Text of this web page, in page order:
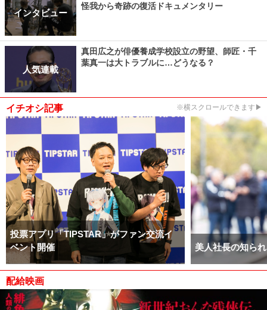
インタビュー
怪我から奇跡の復活ドキュメンタリー
人気連載
真田広之が俳優養成学校設立の野望、師匠・千
葉真一は大トラブルに…どうなる？
イチオシ記事 ※横スクロールできます▶
投票アプリ「TIPSTAR」がファン交流イ
ベント開催
美人社長の知ら
配給映画